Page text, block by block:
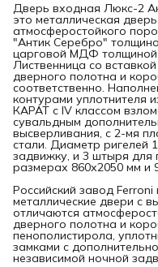
Дверь входная Люкс-2
это металлическая
атмосферостойкого
"Антик Серебро"
царговой МДФ
Лиственница со
дверного полотна и
соответственно.
контурами уплотнителя
КАРАТ с IV классом
сувальдным
высверливания, с 2-мя
стали. Диаметр ригелей
задвижку, и 3 штыря для
размерах 860х2050 мм и
Российский завод
металлические двери с
отличаются
дверного полотна и
пенополистирола,
замками с
независимой ночной